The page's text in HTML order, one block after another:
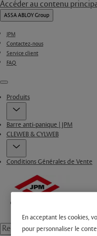
Accéder au contenu
ASSA ABLOY Group
JPM
Contactez-nous
Service client
FAQ
Menu
Produits
Barre anti-panique | JPM
CLEWEB & CYLWEB
Conditions Générales de Vente
En acceptant les cookies,
pour personnaliser le